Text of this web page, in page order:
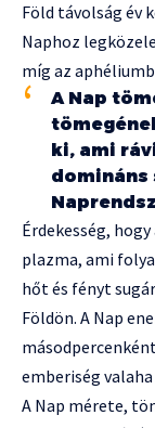
Föld távolság év
Naphoz
míg az
A Nap
ki, ami
domináns
Érdekesség,
plazma, ami
hőt és fényt
Földön. A Nap
emberiség
A Nap mérete,